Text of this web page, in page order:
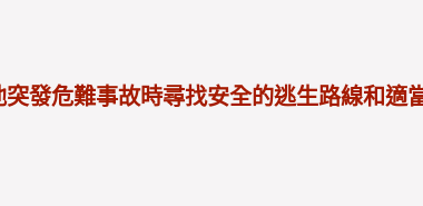
發危難事故時尋找安全的逃生路線和